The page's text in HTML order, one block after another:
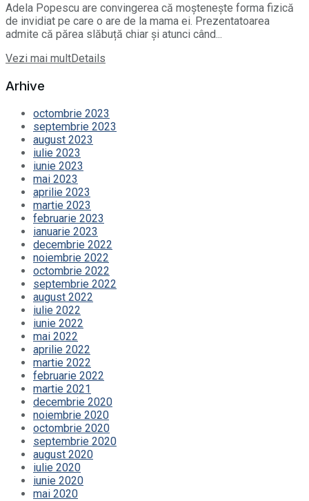
Adela Popescu are convingerea că moștenește forma fizică
de invidiat pe care o are de la mama ei. Prezentatoarea
admite că părea slăbuță chiar și atunci când...
Vezi mai multDetails
Arhive
octombrie 2023
septembrie 2023
august 2023
iulie 2023
iunie 2023
mai 2023
aprilie 2023
martie 2023
februarie 2023
ianuarie 2023
decembrie 2022
noiembrie 2022
octombrie 2022
septembrie 2022
august 2022
iulie 2022
iunie 2022
mai 2022
aprilie 2022
martie 2022
februarie 2022
martie 2021
decembrie 2020
noiembrie 2020
octombrie 2020
septembrie 2020
august 2020
iulie 2020
iunie 2020
mai 2020